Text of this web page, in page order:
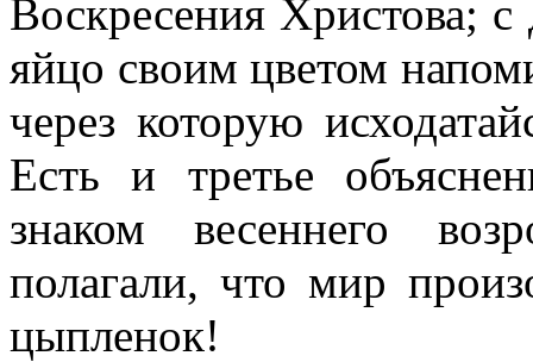
Воскресения Христова; с
яйцо своим цветом
через которую
Есть и третье
знаком весеннего
полагали, что мир
цыпленок!